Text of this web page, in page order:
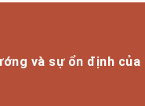
và sự ổn định của